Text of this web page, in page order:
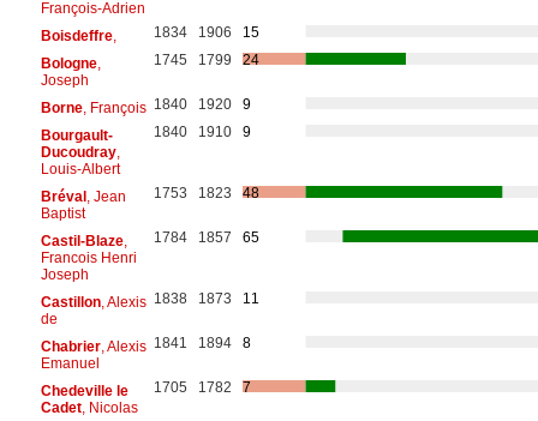
François-Adrien
Boisdeffre, 1834 1906
15
Bologne,
Joseph
1745 1799 24
Borne, François 1840 1920
9
Bourgault-
Ducoudray,
Louis-Albert
1840 1910 9
Bréval, Jean
Baptist
1753 1823 48
Castil-Blaze,
Francois Henri
Joseph
1784 1857 65
Castillon, Alexis
de
1838 1873 11
Chabrier, Alexis
Emanuel
1841 1894 8
Chedeville le
Cadet, Nicolas
1705 1782 7